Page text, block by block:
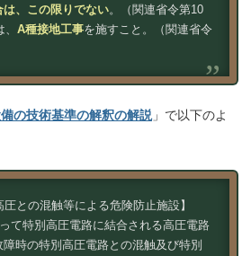
、この限りでない。（関連省令第10
A種接地工事を施すこと。（関連省令
の技術基準の解釈の解説 」で以下のよ
との混触等による危険防止施設】
て特別高圧電路に結合される高圧電路
時の特別高圧電路との混触及び特別